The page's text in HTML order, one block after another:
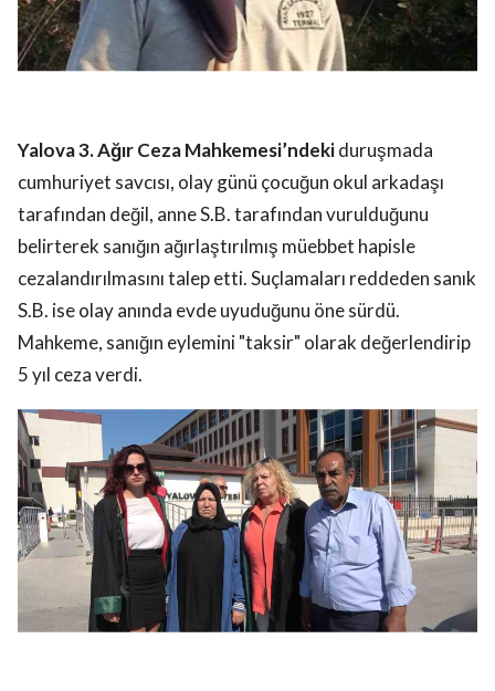
Yalova 3. Ağır Ceza Mahkemesi’ndekiduruşmada
cumhuriyet savcısı, olay günü çocuğun okul arkadaşı
tarafından değil, anne S.B. tarafından vurulduğunu
belirterek sanığın ağırlaştırılmış müebbet hapisle
cezalandırılmasını talep etti. Suçlamaları reddeden sanık
S.B. ise olay anında evde uyuduğunu öne sürdü.
Mahkeme, sanığın eylemini "taksir" olarak değerlendirip
5 yıl ceza verdi.